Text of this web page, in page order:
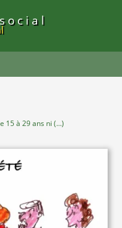
15 à 29 ans ni (…)